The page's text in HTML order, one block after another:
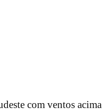
com ventos acima